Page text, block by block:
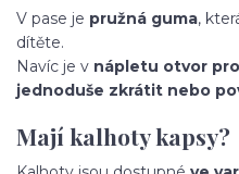
V pase je pružná guma,
dítěte.
Navíc je v nápletu otvor
jednoduše zkrátit nebo
Mají kalhoty kapsy?